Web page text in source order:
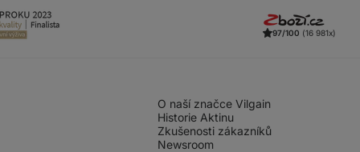
97/100 (16 981x)
O naší značce Vilgain
Historie Aktinu
Zkušenosti zákazníků
Newsroom